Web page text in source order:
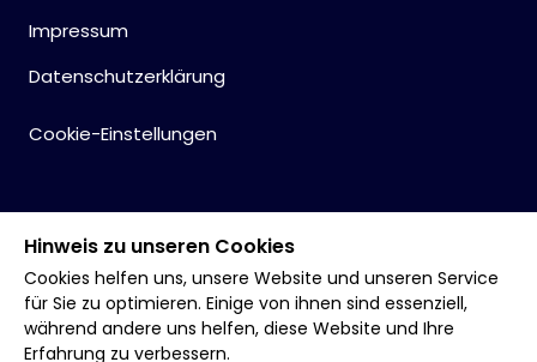
Impressum
Datenschutzerklärung
Cookie-Einstellungen
Hinweis zu unseren Cookies
Cookies helfen uns, unsere Website und unseren Service
für Sie zu optimieren. Einige von ihnen sind essenziell,
während andere uns helfen, diese Website und Ihre
Erfahrung zu verbessern.